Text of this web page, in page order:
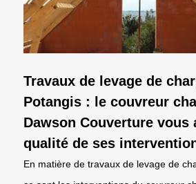
Travaux de levage de
Potangis : le couvreur
Dawson Couverture vous
qualité de ses
En matière de travaux de levage de